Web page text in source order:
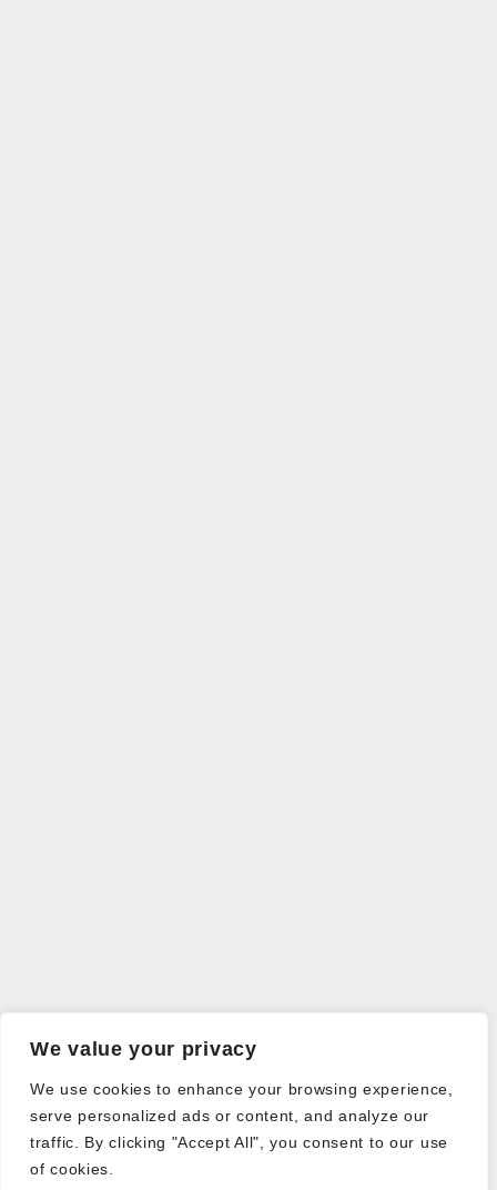
We value your privacy
We use cookies to enhance your browsing experience,
serve personalized ads or content, and analyze our
traffic. By clicking "Accept All", you consent to our use
of cookies.